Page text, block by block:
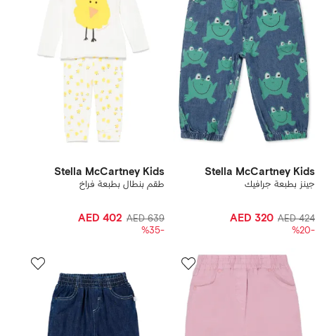
Stella McCartney Kids
جينز بطبعة جرافيك
AED 424
AED 320
-%20
Stella McCartney Kids
طقم بنطال بطبعة فراخ
AED 639
AED 402
-%35